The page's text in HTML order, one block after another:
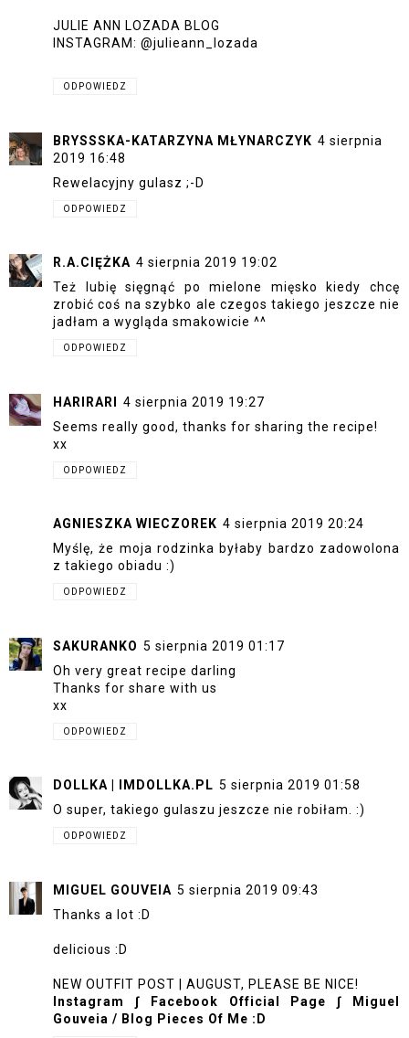
JULIE ANN LOZADA BLOG
INSTAGRAM: @julieann_lozada
ODPOWIEDZ
BRYSSSKA-KATARZYNA MŁYNARCZYK 4 sierpnia
2019 16:48
Rewelacyjny gulasz ;-D
ODPOWIEDZ
R.A.CIĘŻKA 4 sierpnia 2019 19:02
Też lubię sięgnąć po mielone mięsko kiedy chcę
zrobić coś na szybko ale czegos takiego jeszcze nie
jadłam a wygląda smakowicie ^^
ODPOWIEDZ
HARIRARI
4 sierpnia 2019 19:27
Seems really good, thanks for sharing the recipe!
xx
ODPOWIEDZ
AGNIESZKA WIECZOREK 4 sierpnia 2019 20:24
Myślę, że moja rodzinka byłaby bardzo zadowolona
z takiego obiadu :)
ODPOWIEDZ
SAKURANKO 5 sierpnia 2019 01:17
Oh very great recipe darling
Thanks for share with us
xx
ODPOWIEDZ
DOLLKA | IMDOLLKA.PL 5 sierpnia 2019 01:58
O super, takiego gulaszu jeszcze nie robiłam. :)
ODPOWIEDZ
MIGUEL GOUVEIA 5 sierpnia 2019 09:43
Thanks a lot :D
delicious :D
NEW OUTFIT POST | AUGUST, PLEASE BE NICE!
Instagram
∫ Facebook Official Page ∫
Miguel
Gouveia / Blog Pieces Of Me :D